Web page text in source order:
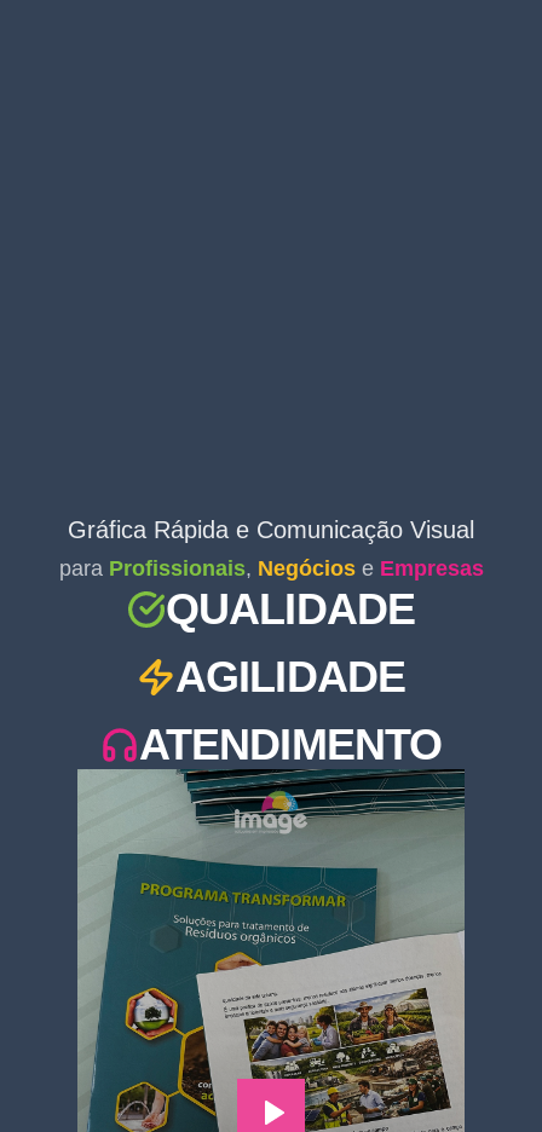
Gráfica Rápida e Comunicação Visual
para Profissionais, Negóciose Empresas
QUALIDADE
AGILIDADE
ATENDIMENTO